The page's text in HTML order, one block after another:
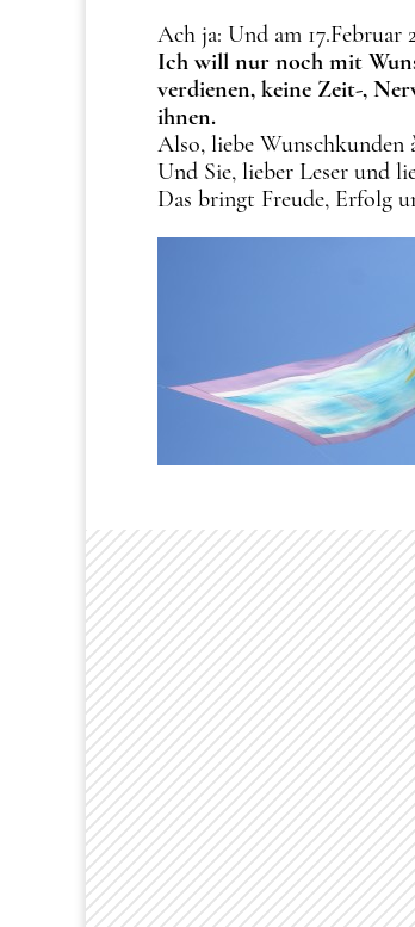
Ach ja: Und am 17.Februar
Ich will nur noch mit
verdienen, keine Zeit-,
ihnen.
Also, liebe Wunschkunden
Und Sie, lieber Leser und
Das bringt Freude, Erfolg